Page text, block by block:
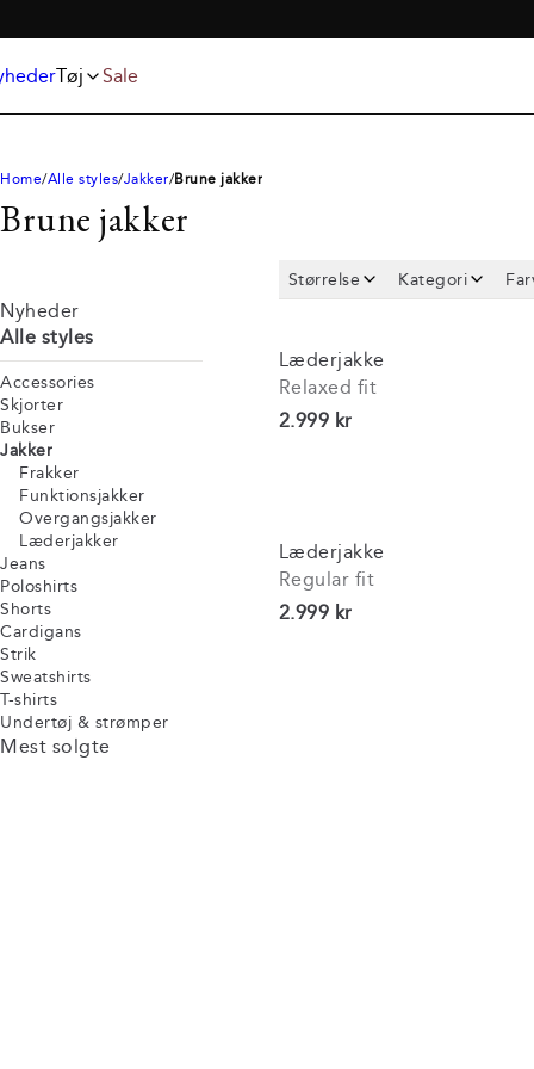
Tøj Sale
Jakker
Poloshirts
Undertøj og strømper
Home Alle styles Jakker Brune jakker
Brune jakker
Nyheder
Alle styles
Accessories
Skjorter
Bukser
Jakker
Frakker
Funktionsjakker
Overgangsjakker
Læderjakker
Jeans
Poloshirts
Shorts
Cardigans
Strik
Sweatshirts
T-shirts
Undertøj & strømper
Mest solgte
Størrelse Kategori
Læderjakke
Relaxed fit
I alt (inkl. rabat)
2.999 kr
Læderjakke
Regular fit
I alt (inkl. rabat)
2.999 kr